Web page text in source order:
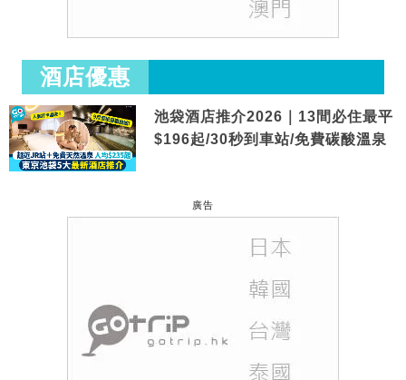
酒店優惠
池袋酒店推介2026｜13間必住最平
$196起/30秒到車站/免費碳酸溫泉
廣告